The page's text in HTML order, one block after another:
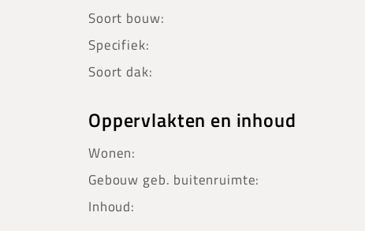
Soort bouw:
Specifiek:
Soort dak:
Oppervlakten en inhoud
Wonen:
Gebouw geb. buitenruimte:
Inhoud: